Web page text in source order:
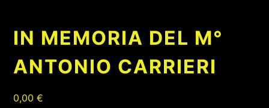
IN MEMORIA DEL M°
ANTONIO CARRIERI
0,00€